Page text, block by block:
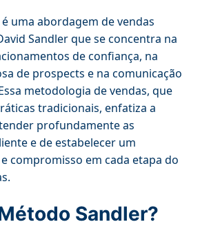
uma abordagem de vendas
Sandler que se concentra na
de confiança, na
de prospects e na comunicação
metodologia de vendas, que
tradicionais, enfatiza a
profundamente as
e de estabelecer um
compromisso em cada etapa do
Sandler?